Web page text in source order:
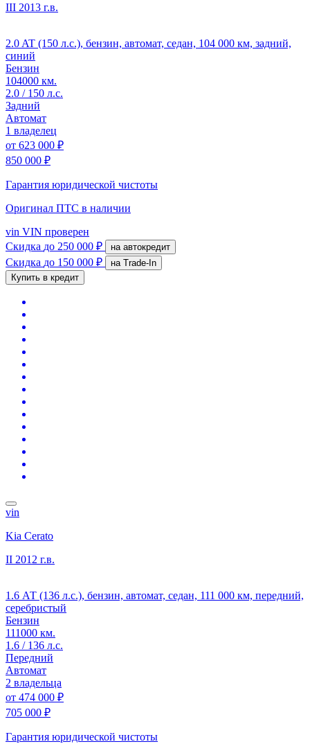
III 2013 г.в.
2.0 AT (150 л.с.), бензин, автомат, седан, 104 000 км, задний,
синий
Бензин
104000 км.
2.0 / 150 л.с.
Задний
Автомат
1 владелец
от 623 000 ₽
850 000 ₽
Гарантия юридической чистоты
Оригинал ПТС в наличии
vin VIN проверен
Скидка до 250 000 ₽ на автокредит
Скидка до 150 000 ₽
на Trade-In
Купить в кредит
vin
Kia Cerato
II 2012 г.в.
1.6 АТ (136 л.с.), бензин, автомат, седан, 111 000 км, передний,
серебристый
Бензин
111000 км.
1.6 / 136 л.с.
Передний
Автомат
2 владельца
от 474 000 ₽
705 000 ₽
Гарантия юридической чистоты